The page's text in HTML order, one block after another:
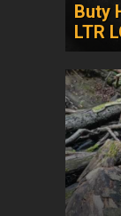
Buty
LTR